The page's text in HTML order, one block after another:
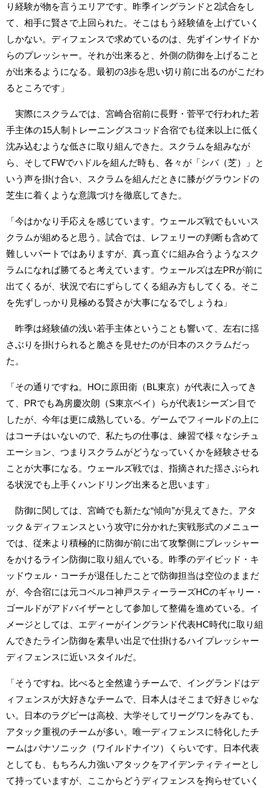
り経験が物を言うエリアです。昨季イングランドと2試合をし
て、相手に賢さで上回られた。そこはもう経験値を上げていく
しかない。ディフェンスで求めているのは、先ずインサイドか
らのプレッシャー。それが出来ると、外側の防御を上げること
が出来るようになる。最初の3歩を思い切り前に出るのがこだわ
るところです」
実際にスクラムでは、宮崎合宿前に長野・菅平で行われた若
手主体の15人制トレーニングスコッド合宿でも従来以上に低く
沈み込むような低さに取り組んできた。スクラムを組みなが
ら、そしてFWでハドルを組んだ時も、各々が「シバ（芝）」と
いう声を掛け合い、スクラムを組んだときに膝がグラウンドの
芝生に着くような意識づけを徹底してきた。
「今はかなり手応えを感じています。ウェールズ戦でもいいス
クラムが組めると思う。試合では、レフェリーの判断も含めて
難しいパートではありますが、真っ直ぐに組み合うようなスク
ラムになれば勝てると考えています。ウェールズは左PRが前に
出てくるが、状況で右にずらしてくる組み方もしてくる。そこ
を先ずしっかり見極める賢さが大事になるでしょうね」
昨季は経験値の浅い若手主体ということも響いて、左右に揺
さぶりを掛けられると脆さを見せたのが日本のスクラムだっ
た。
「その通りですね。HOに原田衛（BL東京）が代表に入ってき
て、PRでも為房慶次朗（S東京ベイ）らが代表1シーズン目で
したが、今年は更に成熟している。ゲームでフィールドの上に
はコーチはいないので、私たちの仕事は、練習で様々なシチュ
エーション、つまりスクラムがどうなっていくかを経験させる
ことが大事になる。ウェールズ戦では、指摘された揺さぶられ
る状況でも上手くハンドリング出来ると思います」
防御に関しては、宮崎でも新たな“傾向”が見えてきた。アタ
ック＆ディフェンスという攻守に分かれた実戦形式のメニュー
では、従来より積極的に防御が前に出て攻撃側にプレッシャー
をかけるライン防御に取り組んでいる。昨季のデイビッド・キ
ッドウェル・コーチが退任したことで防御担当は空位のままだ
が、今合宿には元コベルコ神戸スティーラーズHCのギャリー・
ゴールドがアドバイザーとして参加して整備を進めている。イ
メージとしては、エディーがイングランド代表HC時代に取り組
んできたライン防御を素早い出足で仕掛けるハイプレッシャー
ディフェンスに近いスタイルだ。
「そうですね。比べると全然違うチームで、イングランドはデ
ィフェンスが大好きなチームで、日本人はそこまで好きじゃな
い。日本のラグビーは高校、大学そしてリーグワンをみても、
アタック重視のチームが多い。唯一ディフェンスに特化したチ
ームはパナソニック（ワイルドナイツ）くらいです。日本代表
としても、もちろん力強いアタックをアイデンティティーとし
て持っていますが、ここからどうディフェンスを拘らせていく